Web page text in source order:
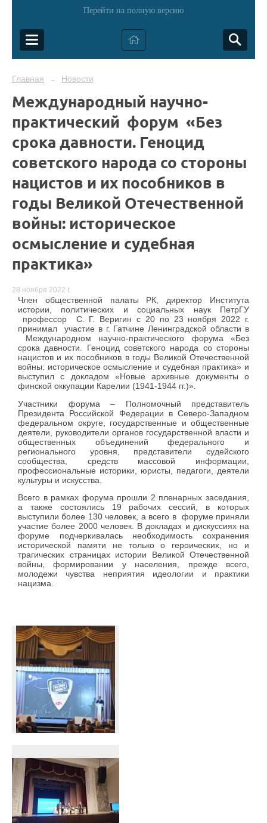
Перейти на полную версию
Главная → Новости
Международный научно-
практический форум «Без
срока давности. Геноцид
советского народа со стороны
нацистов и их пособников в
годы Великой Отечественной
войны: историческое
осмысление и судебная
практика»
28 ноября 2022 г.
Член общественной палаты РК, директор Института
истории, политических и социальных наук ПетрГУ
профессор С. Г. Веригин с 20 по 23 ноября 2022 г.
принимал участие в г. Гатчине Ленинградской области в
Международном научно-практического форума «Без
срока давности. Геноцид советского народа со стороны
нацистов и их пособников в годы Великой Отечественной
войны: историческое осмысление и судебная практика» и
выступил с докладом «Новые архивные документы о
финской оккупации Карелии (1941-1944 гг.)».
Участники форума – Полномочный представитель
Президента Российской Федерации в Северо-Западном
федеральном округе, государственные и общественные
деятели, руководители органов государственной власти и
общественных объединений федерального и
регионального уровня, представители судейского
сообщества, средств массовой информации,
профессиональные историки, юристы, педагоги, деятели
культуры и искусства.
Всего в рамках форума прошли 2 пленарных заседания,
а также состоялись 19 рабочих сессий, в которых
выступили более 130 человек, а всего в форуме приняли
участие более 2000 человек. В докладах и дискуссиях на
форуме подчеркивалась необходимость сохранения
исторической памяти не только о героических, но и
трагических страницах истории Великой Отечественной
войны, формировании у населения, прежде всего,
молодежи чувства неприятия идеологии и практики
нацизма.